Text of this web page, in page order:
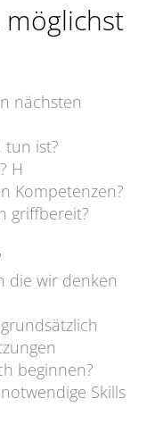
möglichst
nächsten
tun ist?
H
Kompetenzen?
griffbereit?
die wir denken
beginnen?
Skills